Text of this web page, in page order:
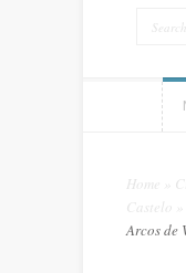
Home
Castelo
Arcos de